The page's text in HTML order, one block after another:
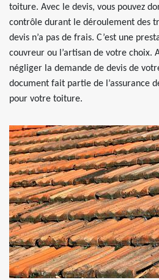
toiture. Avec le devis, vous pouvez
contrôle durant le déroulement des
devis n’a pas de frais. C’est une
couvreur ou l’artisan de votre choix.
négliger la demande de devis de
document fait partie de l’assurance
pour votre toiture.